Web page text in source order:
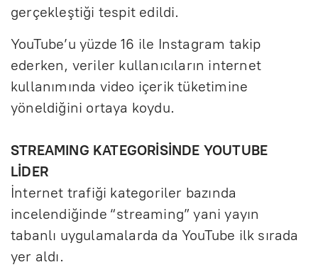
gerçekleştiği tespit edildi.
YouTube’u yüzde 16 ile Instagram takip
ederken, veriler kullanıcıların internet
kullanımında video içerik tüketimine
yöneldiğini ortaya koydu.
STREAMING KATEGORİSİNDE YOUTUBE
LİDER
İnternet trafiği kategoriler bazında
incelendiğinde “streaming” yani yayın
tabanlı uygulamalarda da YouTube ilk sırada
yer aldı.